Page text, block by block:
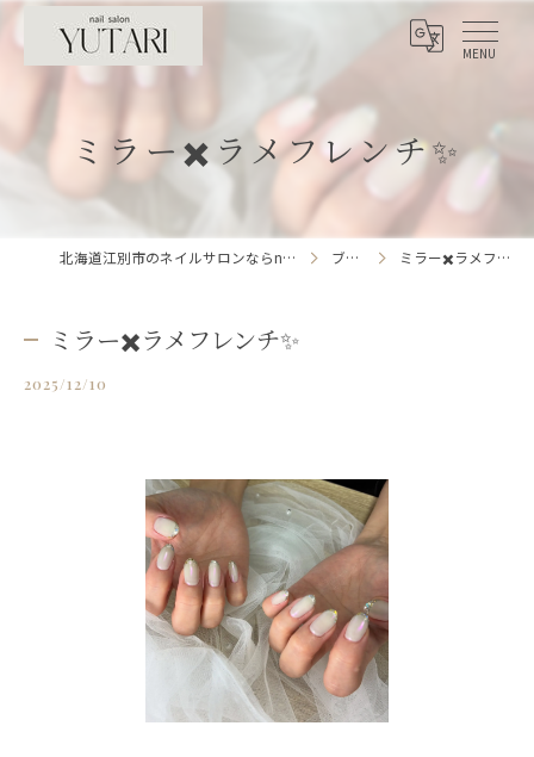
ミラー✖️ラメフレンチ✨
北海道江別市のネイルサロンならnailsalon YUTARI ブログ ミラー✖️ラメフレンチ✨
ミラー✖️ラメフレンチ✨
2025/12/10